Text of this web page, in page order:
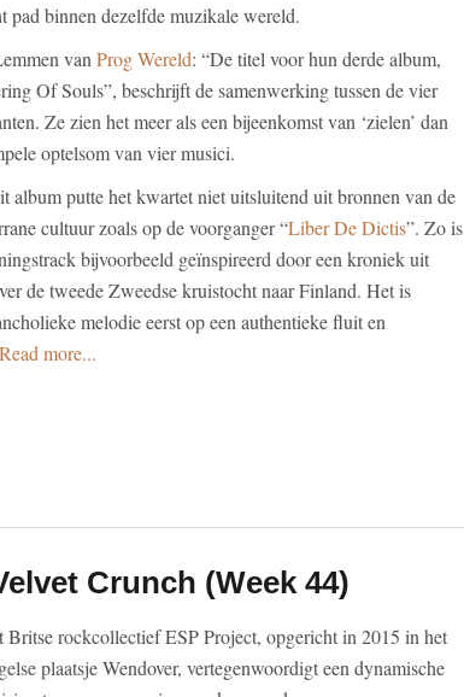
pad binnen dezelfde muzikale wereld.
van Prog Wereld: “De titel voor hun derde album,
Of Souls”, beschrijft de samenwerking tussen de vier
Ze zien het meer als een bijeenkomst van ‘zielen’ dan
optelsom van vier musici.
album putte het kwartet niet uitsluitend uit bronnen van de
cultuur zoals op de voorganger “Liber De Dictis”. Zo is
bijvoorbeeld geïnspireerd door een kroniek uit
de tweede Zweedse kruistocht naar Finland. Het is
melodie eerst op een authentieke fluit en
Read more...
Crunch (Week 44)
Britse rockcollectief ESP Project, opgericht in 2015 in het
plaatsje Wendover, vertegenwoordigt een dynamische